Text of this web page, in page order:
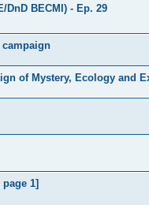
DnD BECMI) - Ep. 29
campaign
of Mystery, Ecology and
1]